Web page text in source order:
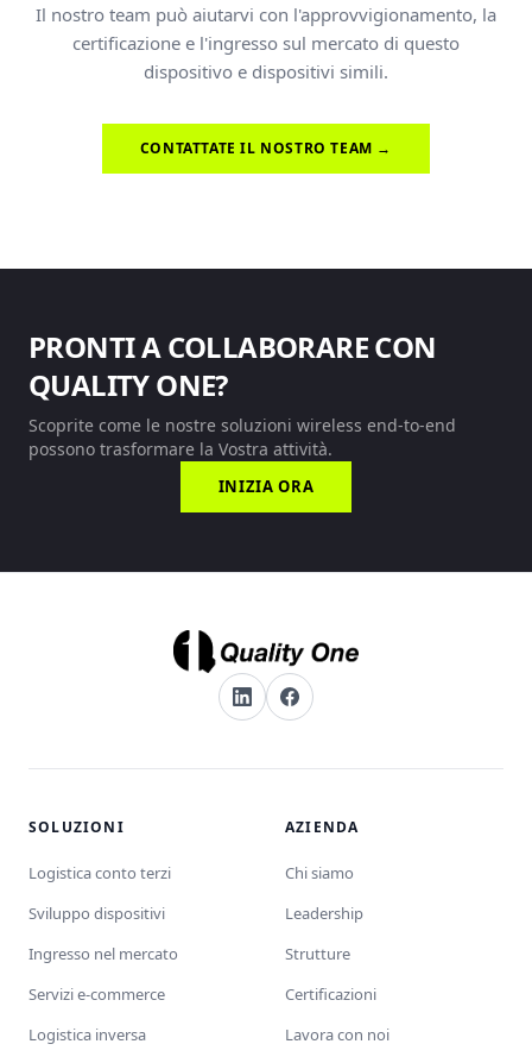
Il nostro team può aiutarvi con l'approvvigionamento, la
certificazione e l'ingresso sul mercato di questo
dispositivo e dispositivi simili.
CONTATTATE IL NOSTRO TEAM →
PRONTI A COLLABORARE CON
QUALITY ONE?
Scoprite come le nostre soluzioni wireless end-to-end
possono trasformare la Vostra attività.
INIZIA ORA
SOLUZIONI
Logistica conto terzi
Sviluppo dispositivi
Ingresso nel mercato
Servizi e-commerce
Logistica inversa
AZIENDA
Chi siamo
Leadership
Strutture
Certificazioni
Lavora con noi